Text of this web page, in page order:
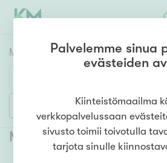
Myyntikohteet
Huoneluku
1h 2h 3h
Lisää hakuehtoja
Myytävät tontit
Palvelemme sinua
evästeiden
Kiinteistömaailma
verkkopalvelussaan
sivusto toimii toivotulla
tarjota sinulle